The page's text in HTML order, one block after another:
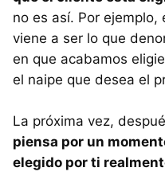
no es así. Por
viene a ser lo que
en que acabamos
el naipe que desea el
La próxima vez,
piensa por un
elegido por ti